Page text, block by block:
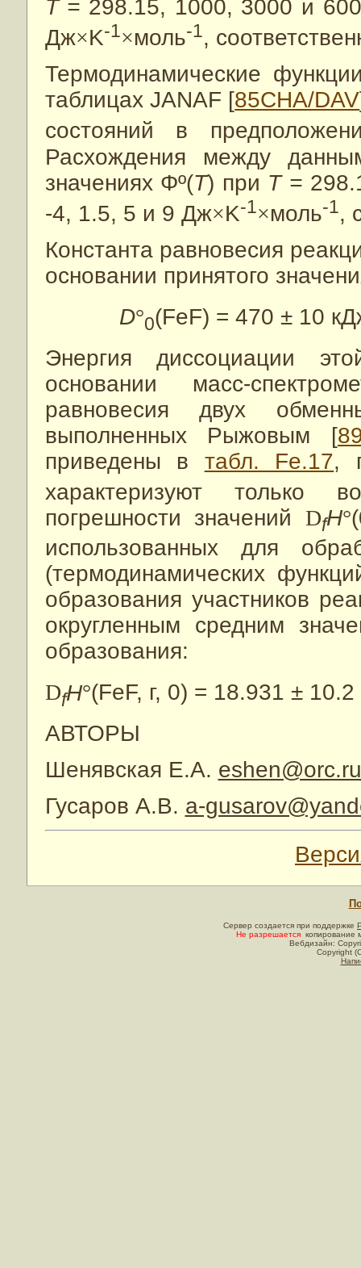
T = 298.15, 1000, 3000 и
Дж×K‑1×моль‑1,
Термодинамические
таблицах JANAF [85CHA/DAV
состояний в
Расхождения между
значениях Φº(T) при T =
-4, 1.5, 5 и 9 Дж×K‑1×моль‑1,
Константа равновесия
основании принятого
D°0(FeF) = 470 ± 10
Энергия диссоциации
основании масс-
равновесия двух
выполненных Рыжовым [
приведены в табл. Fe.17,
характеризуют только
погрешности значенийDfH°
использованных для
(термодинамических
образования участников
округленным средним
образования:
DfH°(FeF, г, 0) = 18.931 ±
АВТОРЫ
Шенявская Е.А. eshen@orc.ru
Гусаров А.В. a-
Сервер создается при поддержке
Не разрешается копирование
Вебдизайн:
Copyright